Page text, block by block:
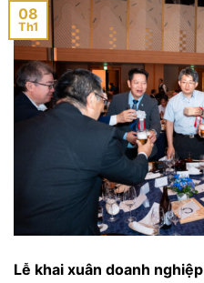
08
Th1
Lễ khai xuân doanh nghiệp